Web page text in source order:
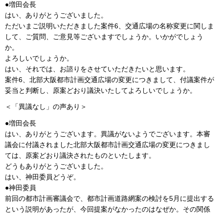
●増田会長
はい、ありがとうございました。
ただいまご説明いただきました案件6、交通広場の名称変更に関しま
して、ご質問、ご意見等ございますでしょうか。いかがでしょう
か。
よろしいでしょうか。
はい、それでは、お諮りをさせていただきたいと思います。
案件6、北部大阪都市計画交通広場の変更につきまして、付議案件が
妥当と判断し、原案どおり議決いたしてよろしいでしょうか。
＜「異議なし」の声あり＞
●増田会長
はい、ありがとうございます。異議がないようでございます。本審
議会に付議されました北部大阪都市計画交通広場の変更につきまし
ては、原案どおり議決されたものといたします。
どうもありがとうございました。
はい、神田委員どうぞ。
●神田委員
前回の都市計画審議会で、都市計画道路網案の検討を5月に提出する
という説明があったが、今回提案がなかったのはなぜか。その関係